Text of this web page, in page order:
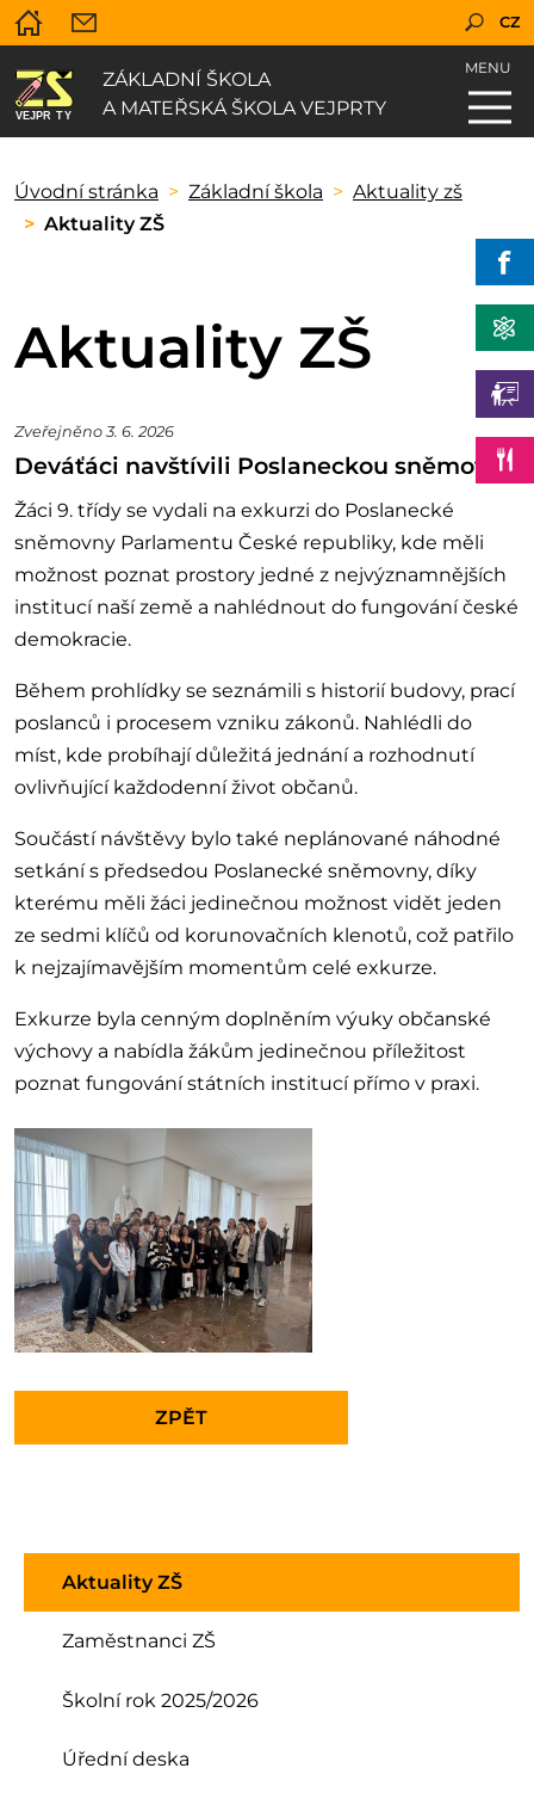
CZ
ZÁKLADNÍ ŠKOLA
A MATEŘSKÁ ŠKOLA VEJPRTY
MENU
Úvodní stránka Základní škola
Aktuality zš
Aktuality ZŠ
Aktuality ZŠ
Zveřejněno 3. 6. 2026
Deváťáci navštívili Poslaneckou sněmovnu
Žáci 9. třídy se vydali na exkurzi do Poslanecké
sněmovny Parlamentu České republiky, kde měli
možnost poznat prostory jedné z nejvýznamnějších
institucí naší země a nahlédnout do fungování české
demokracie.
Během prohlídky se seznámili s historií budovy, prací
poslanců i procesem vzniku zákonů. Nahlédli do
míst, kde probíhají důležitá jednání a rozhodnutí
ovlivňující každodenní život občanů.
Součástí návštěvy bylo také neplánované náhodné
setkání s předsedou Poslanecké sněmovny, díky
kterému měli žáci jedinečnou možnost vidět jeden
ze sedmi klíčů od korunovačních klenotů, což patřilo
k nejzajímavějším momentům celé exkurze.
Exkurze byla cenným doplněním výuky občanské
výchovy a nabídla žákům jedinečnou příležitost
poznat fungování státních institucí přímo v praxi.
ZPĚT
Aktuality ZŠ
Zaměstnanci ZŠ
Školní rok 2025/2026
Úřední deska